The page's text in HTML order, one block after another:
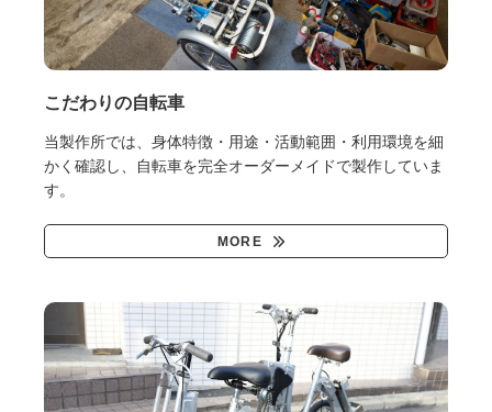
こだわりの自転車
当製作所では、身体特徴・用途・活動範囲・利用環境を細
かく確認し、自転車を完全オーダーメイドで製作していま
す。
MORE